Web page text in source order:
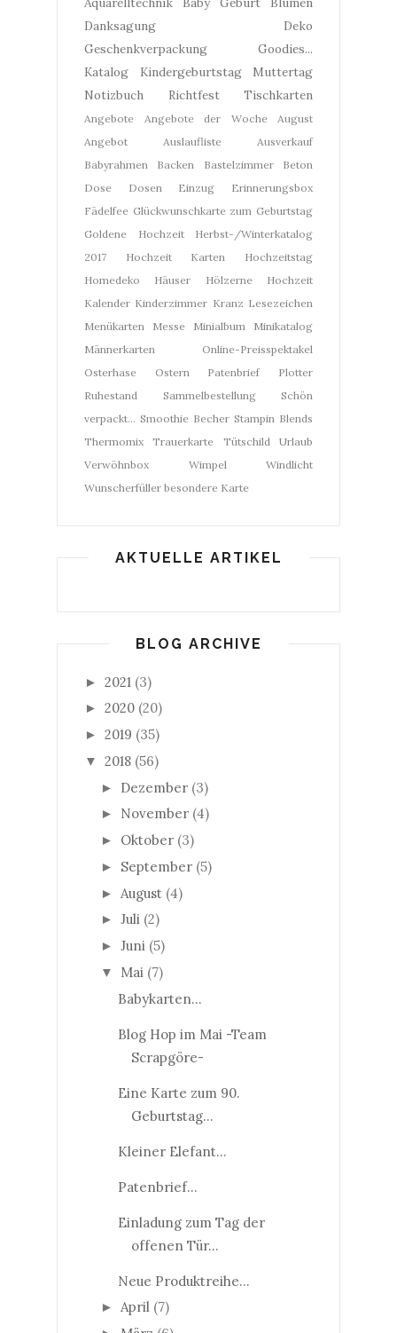
Danksagung
Deko
Geschenkverpackung
Goodies...
Katalog
Kindergeburtstag
Muttertag
Notizbuch
Richtfest Tischkarten
Angebote Angebote der Woche
August
Angebot
Auslaufliste
Ausverkauf
Babyrahmen
Backen Bastelzimmer
Beton
Dose
Dosen Einzug
Erinnerungsbox
Fädelfee Glückwunschkarte zum Geburtstag
Goldene Hochzeit
Herbst-/Winterkatalog
2017
Hochzeit Karten
Hochzeitstag
Homedeko
Häuser
Hölzerne Hochzeit
Kalender Kinderzimmer Kranz Lesezeichen
Menükarten
Messe Minialbum
Minikatalog
Männerkarten
Online-Preisspektakel
Osterhase
Ostern Patenbrief
Plotter
Ruhestand
Sammelbestellung
Schön
verpackt... Smoothie Becher Stampin Blends
Thermomix
Trauerkarte Tütschild
Urlaub
Verwöhnbox
Wimpel
Windlicht
Wunscherfüller besondere Karte
AKTUELLE ARTIKEL
BLOG ARCHIVE
► 2021 (3)
► 2020 (20)
► 2019 (35)
▼ 2018 (56)
► Dezember (3)
► November (4)
► Oktober (3)
► September (5)
► August (4)
► Juli (2)
► Juni (5)
▼ Mai (7)
Babykarten...
Blog Hop im Mai -Team
Scrapgöre-
Eine Karte zum 90.
Geburtstag...
Kleiner Elefant...
Patenbrief...
Einladung zum Tag der
offenen Tür...
Neue Produktreihe...
► April (7)